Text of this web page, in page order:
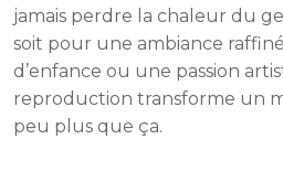
jamais perdre la chaleur du
soit pour une ambiance
d’enfance ou une passion
reproduction transforme un
peu plus que ça.